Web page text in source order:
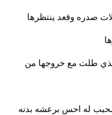
صدره وقعد ينتظرها
طلت مع خروجها من
له احس برعشه بدنه